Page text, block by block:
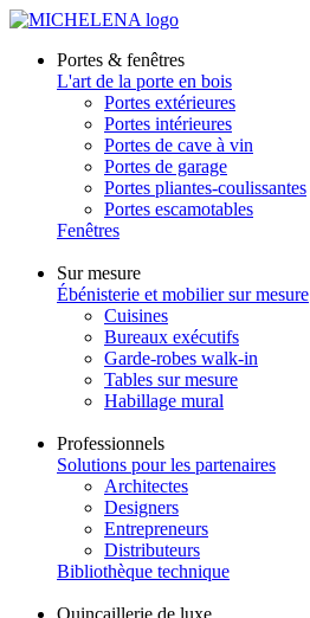
Portes & fenêtres
L'art de la porte en bois
Portes extérieures
Portes intérieures
Portes de cave à vin
Portes de garage
Portes pliantes-coulissantes
Portes escamotables
Fenêtres
Sur mesure
Ébénisterie et mobilier sur mesure
Cuisines
Bureaux exécutifs
Garde-robes walk-in
Tables sur mesure
Habillage mural
Professionnels
Solutions pour les partenaires
Architectes
Designers
Entrepreneurs
Distributeurs
Bibliothèque technique
Quincaillerie de luxe